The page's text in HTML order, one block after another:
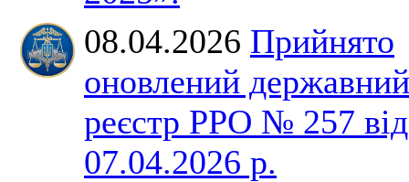
08.04.2026 Прийнято
оновлений державний
реєстр РРО № 257 від
07.04.2026 р.